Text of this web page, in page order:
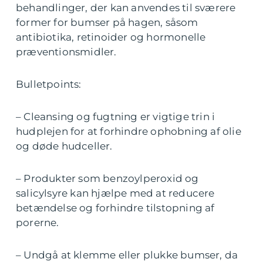
behandlinger, der kan anvendes til sværere
former for bumser på hagen, såsom
antibiotika, retinoider og hormonelle
præventionsmidler.
Bulletpoints:
– Cleansing og fugtning er vigtige trin i
hudplejen for at forhindre ophobning af olie
og døde hudceller.
– Produkter som benzoylperoxid og
salicylsyre kan hjælpe med at reducere
betændelse og forhindre tilstopning af
porerne.
– Undgå at klemme eller plukke bumser, da